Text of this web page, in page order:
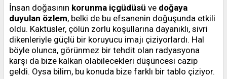
İnsan doğasının korunma içgüdüsü ve doğaya
duyulan özlem, belki de bu efsanenin doğuşunda etkili
oldu. Kaktüsler, çölün zorlu koşullarına dayanıklı, sivri
dikenleriyle güçlü bir koruyucu imajı çiziyorlardı. Hal
böyle olunca, görünmez bir tehdit olan radyasyona
karşı da bize kalkan olabilecekleri düşüncesi cazip
geldi. Oysa bilim, bu konuda bize farklı bir tablo çiziyor.